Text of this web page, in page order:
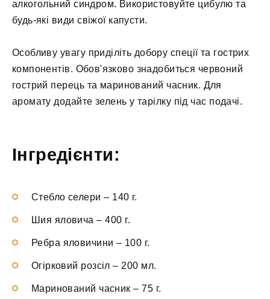
алкогольний синдром. Використовуйте цибулю та
будь-які види свіжої капусти.
Особливу увагу приділіть добору спеції та гострих
компонентів. Обов'язково знадобиться червоний
гострий перець та маринований часник. Для
аромату додайте зелень у тарілку під час подачі.
Інгредієнти:
Стебло селери – 140 г.
Шия яловича –400 г.
Ребра яловичини – 100 г.
Огірковий розсіл – 200 мл.
Маринований часник –75 г.